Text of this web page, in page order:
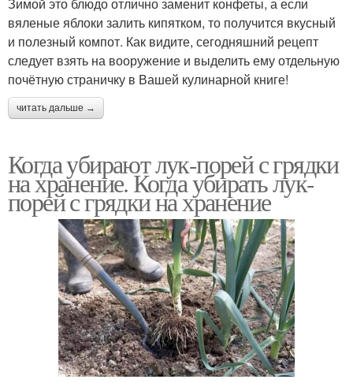
Зимой это блюдо отлично заменит конфеты, а если
вяленые яблоки залить кипятком, то получится вкусный
и полезный компот. Как видите, сегодняшний рецепт
следует взять на вооружение и выделить ему отдельную
почётную страничку в Вашей кулинарной книге!
читать дальше →
Когда убирают лук-порей с грядки
на хранение. Когда убирать лук-
порей с грядки на хранение